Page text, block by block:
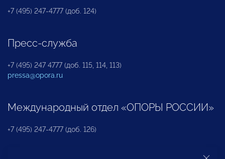
+7 (495) 247-4777 (доб. 124)
Пресс-служба
+7 (495) 247 4777 (доб. 115, 114, 113)
pressa@opora.ru
Международный отдел «ОПОРЫ РОССИИ»
+7 (495) 247-4777 (доб. 126)